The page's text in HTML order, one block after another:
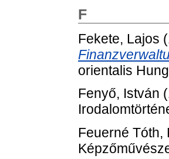
F
Fekete, Lajos
orientalis
Fenyő, István
Feuerné Tóth,